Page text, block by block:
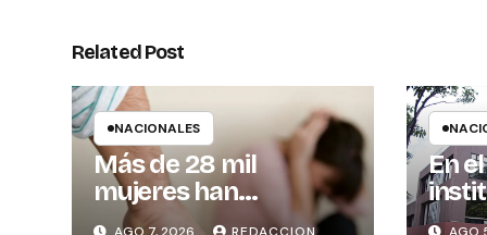
Related Post
NACIONALES
Más de 28 mil
mujeres han
solicitado medidas de
AGO 7, 2026
REDACCION
En
hoy
AGO